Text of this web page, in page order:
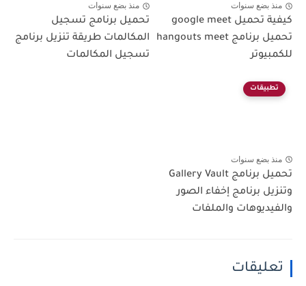
منذ بضع سنوات
كيفية تحميل google meet
تحميل برنامج hangouts meet
للكمبيوتر
منذ بضع سنوات
تحميل برنامج تسجيل
المكالمات طريقة تنزيل برنامج
تسجيل المكالمات
تطبيقات
منذ بضع سنوات
تحميل برنامج Gallery Vault
وتنزيل برنامج إخفاء الصور
والفيديوهات والملفات
تعليقات